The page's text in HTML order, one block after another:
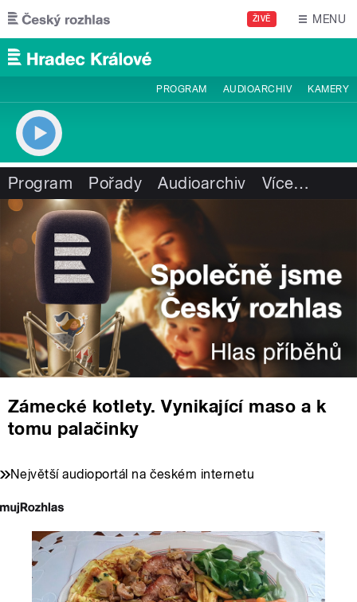
Přejít k hlavnímu obsahu
ŽIVĚ MENU
PROGRAM AUDIOARCHIV KAMERY
Program Pořady Audioarchiv Více…
Zámecké kotlety. Vynikající maso a k
tomu palačinky
Největší audioportál na českém internetu